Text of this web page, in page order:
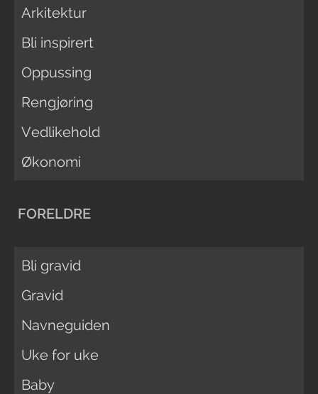
Arkitektur
Bli inspirert
Oppussing
Rengjøring
Vedlikehold
Økonomi
FORELDRE
Bli gravid
Gravid
Navneguiden
Uke for uke
Baby